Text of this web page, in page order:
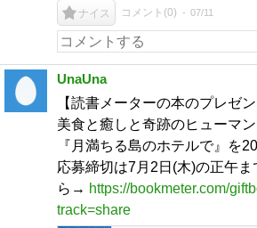
ナイス コメント(0) 07/11
UnaUna
【読書メーターの本のプレゼ
美食と癒しと奇跡のヒューマ
『月満ちる島のホテルで』を
応募締切は7月2日(木)の正午
ら→ https://bookmeter.com/
track=share